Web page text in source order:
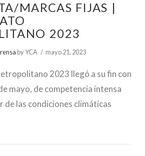
MARCAS FIJAS |
2023
by YCA mayo 21, 2023
2023 llegó a su fin con
mayo, de competencia intensa
de las condiciones climáticas